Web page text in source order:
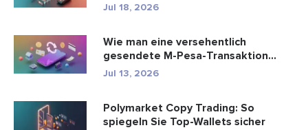
Jul 18, 2026
Wie man eine versehentlich
gesendete M-Pesa-Transaktion
rückgäng...
Jul 13, 2026
Polymarket Copy Trading: So
spiegeln Sie Top-Wallets sicher